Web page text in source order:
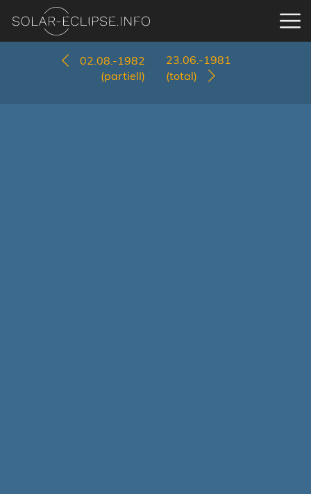
02.08.-1982
(partiell)
23.06.-1981
(total)